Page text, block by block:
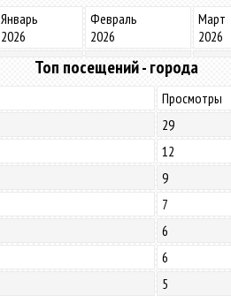
Январь
2026
Февраль
2026
Март
2026
Топ посещений - города
Просмотры
29
12
9
7
6
6
5